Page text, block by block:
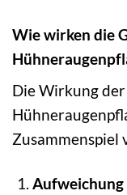
Wie wirken die
Die Wirkung
Zusammenspiel
Aufweichung